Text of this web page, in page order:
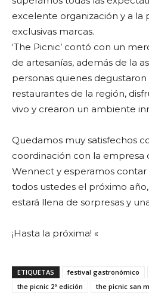
excelente organización y a la
exclusivas marcas.
‘The Picnic’ contó con un
de artesanías, además de la
personas quienes
restaurantes de la región,
vivo y crearon un ambiente
Quedamos muy satisfechos
coordinación con la empresa
Wennect y esperamos
todos ustedes el próximo
estará llena de sorpresas y
¡Hasta la próxima! «
ETIQUETAS festival gastronómico
the picnic 2ª edición
the picnic san